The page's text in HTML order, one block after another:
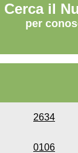
Cerca il
per
2634
0106